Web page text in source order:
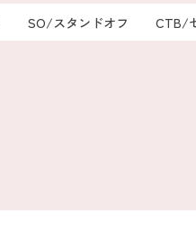
SO/スタンドオフ
CTB/